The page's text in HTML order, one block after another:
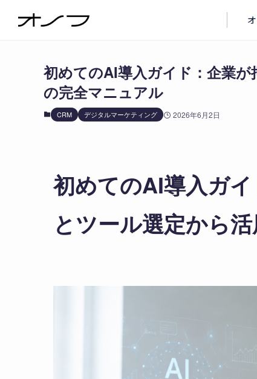
初めてのAI導入ガイド：企業
の完全マニュアル
CRM デジタルマーケティング 2026年6月2日
初めてのAI導入ガ
とツール選定から